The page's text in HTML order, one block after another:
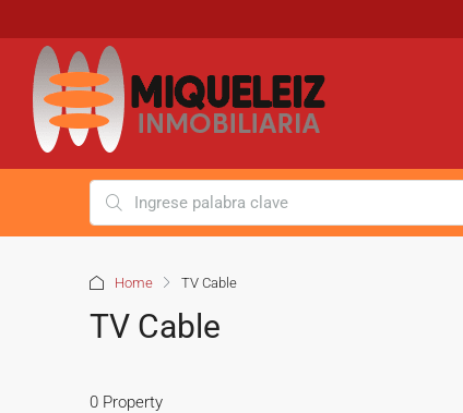
Home TV Cable
TV Cable
0 Property